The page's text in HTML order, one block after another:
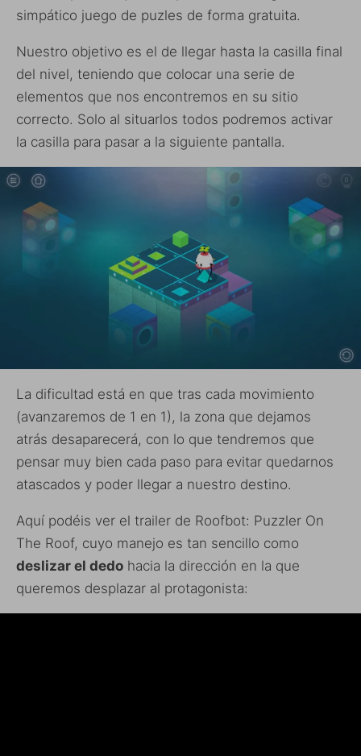
simpático juego de puzles de forma gratuita.
Nuestro objetivo es el de llegar hasta la casilla final
del nivel, teniendo que colocar una serie de
elementos que nos encontremos en su sitio
correcto. Solo al situarlos todos podremos activar
la casilla para pasar a la siguiente pantalla.
La dificultad está en que tras cada movimiento
(avanzaremos de 1 en 1), la zona que dejamos
atrás desaparecerá, con lo que tendremos que
pensar muy bien cada paso para evitar quedarnos
atascados y poder llegar a nuestro destino.
Aquí podéis ver el trailer de Roofbot: Puzzler On
The Roof, cuyo manejo es tan sencillo como
deslizar el dedo hacia la dirección en la que
queremos desplazar al protagonista: